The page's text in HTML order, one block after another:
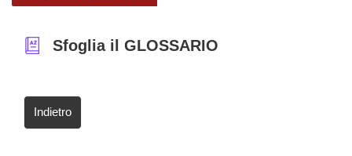
Sfoglia il GLOSSARIO
Indietro